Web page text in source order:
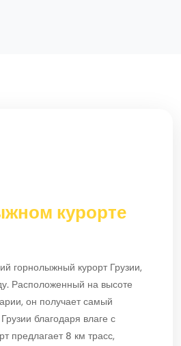
курорте
горнолыжный курорт Грузии,
Расположенный на высоте
он получает самый
благодаря влаге с
предлагает 8 км трасс,